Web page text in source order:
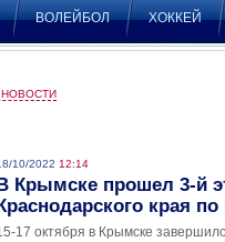
ВОЛЕЙБОЛ ХОККЕЙ
10/2022 12:14
В Крымске прошел 3-й
Краснодарского края
17 октября в Крымске